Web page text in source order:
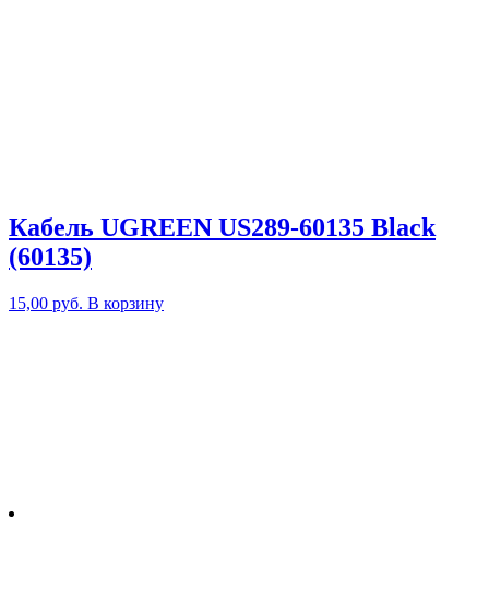
Кабель UGREEN US289-60135 Black
(60135)
15,00 руб. В корзину